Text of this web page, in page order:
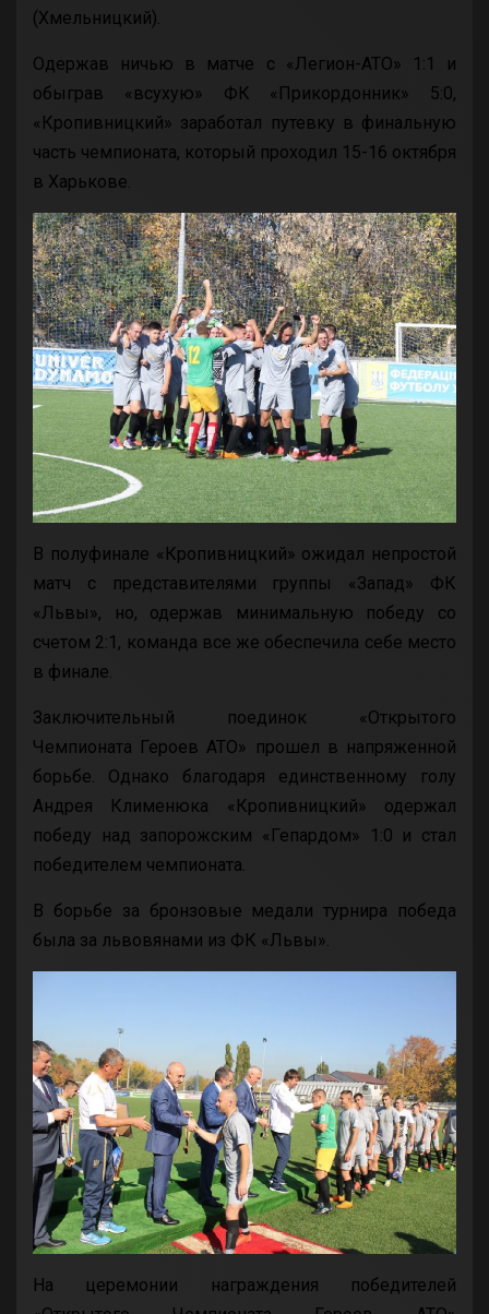
(Хмельницкий).
Одержав ничью в матче с «Легион-АТО» 1:1 и
обыграв «всухую» ФК «Прикордонник» 5:0,
«Кропивницкий» заработал путевку в финальную
часть чемпионата, который проходил 15-16 октября
в Харькове.
В полуфинале «Кропивницкий» ожидал непростой
матч с представителями группы «Запад» ФК
«Львы», но, одержав минимальную победу со
счетом 2:1, команда все же обеспечила себе место
в финале.
Заключительный поединок «Открытого
Чемпионата Героев АТО» прошел в напряженной
борьбе. Однако благодаря единственному голу
Андрея Клименюка «Кропивницкий» одержал
победу над запорожским «Гепардом» 1:0 и стал
победителем чемпионата.
В борьбе за бронзовые медали турнира победа
была за львовянами из ФК «Львы».
На церемонии награждения победителей